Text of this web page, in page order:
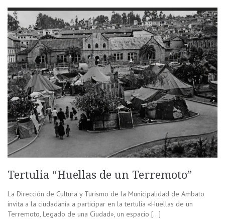
Tertulia “Huellas de un Terremoto”
La Dirección de Cultura y Turismo de la Municipalidad de Ambato
invita a la ciudadanía a participar en la tertulia «Huellas de un
Terremoto, Legado de una Ciudad», un espacio […]